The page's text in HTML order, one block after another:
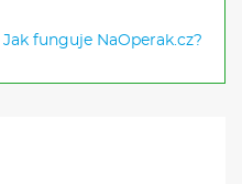
Jak funguje NaOperak.cz?